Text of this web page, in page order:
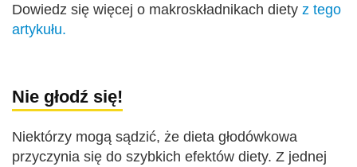
Dowiedz się więcej o makroskładnikach diety z tego
artykułu.
Nie głodź się!
Niektórzy mogą sądzić, że dieta głodówkowa
przyczynia się do szybkich efektów diety. Z jednej